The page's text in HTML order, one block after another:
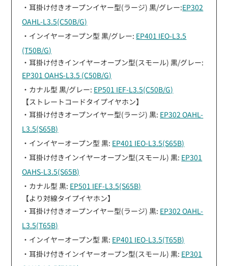
・耳掛け付きオープンイヤー型(ラージ) 黒/グレー:EP302
OAHL-L3.5(C50B/G)
・インイヤーオープン型 黒/グレー: EP401 IEO-L3.5
(T50B/G)
・耳掛け付きインイヤーオープン型(スモール) 黒/グレー:
EP301 OAHS-L3.5 (C50B/G)
・カナル型 黒/グレー: EP501 IEF-L3.5(C50B/G)
【ストレートコードタイプイヤホン】
・耳掛け付きオープンイヤー型(ラージ) 黒: EP302 OAHL-
L3.5(S65B)
・インイヤーオープン型 黒: EP401 IEO-L3.5(S65B)
・耳掛け付きインイヤーオープン型(スモール) 黒: EP301
OAHS-L3.5(S65B)
・カナル型 黒: EP501 IEF-L3.5(S65B)
【より対線タイプイヤホン】
・耳掛け付きオープンイヤー型(ラージ) 黒: EP302 OAHL-
L3.5(T65B)
・インイヤーオープン型 黒: EP401 IEO-L3.5(T65B)
・耳掛け付きインイヤーオープン型(スモール) 黒: EP301